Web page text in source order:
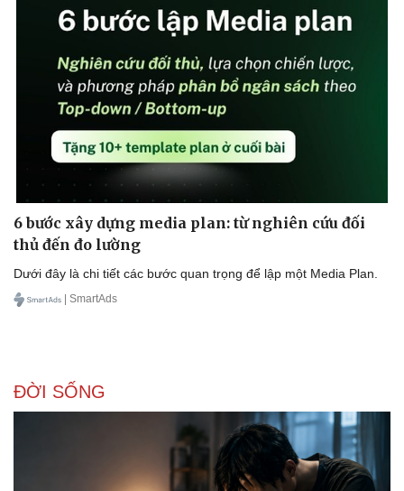
6 bước xây dựng media plan: từ nghiên cứu đối
thủ đến đo lường
Dưới đây là chi tiết các bước quan trọng để lập một Media Plan.
| SmartAds
ĐỜI SỐNG